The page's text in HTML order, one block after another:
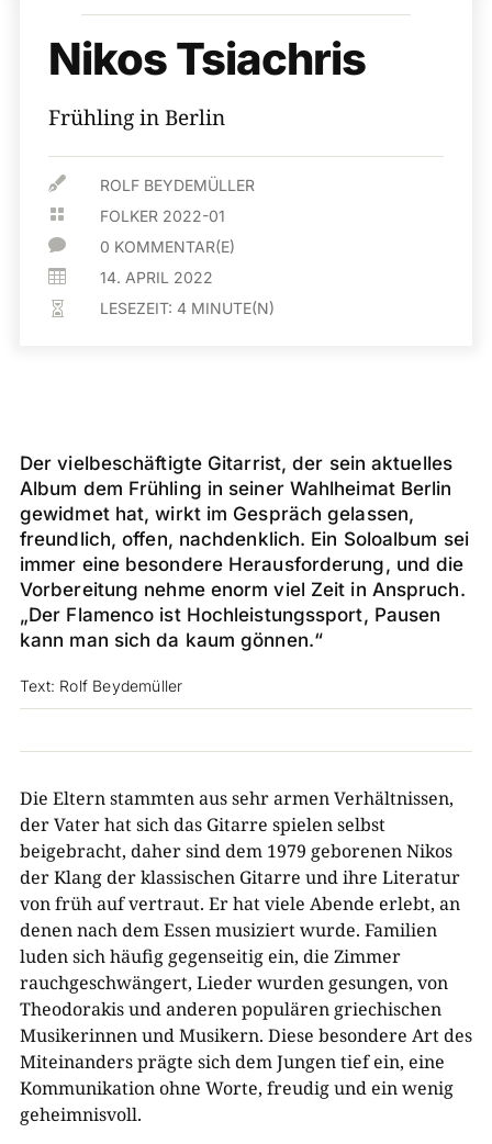
Nikos Tsiachris
Frühling in Berlin
 ROLF BEYDEMÜLLER
 FOLKER 2022-01
 0 KOMMENTAR(E)
 14. APRIL 2022
 LESEZEIT: 4 MINUTE(N)
Der vielbeschäftigte Gitarrist, der sein aktuelles
Album dem Frühling in seiner Wahlheimat Berlin
gewidmet hat, wirkt im Gespräch gelassen,
freundlich, offen, nachdenklich. Ein Soloalbum sei
immer eine besondere Herausforderung, und die
Vorbereitung nehme enorm viel Zeit in Anspruch.
„Der Flamenco ist Hochleistungssport, Pausen
kann man sich da kaum gönnen.“
Text: Rolf Beydemüller
Die Eltern stammten aus sehr armen Verhältnissen,
der Vater hat sich das Gitarre spielen selbst
beigebracht, daher sind dem 1979 geborenen Nikos
der Klang der klassischen Gitarre und ihre Literatur
von früh auf vertraut. Er hat viele Abende erlebt, an
denen nach dem Essen musiziert wurde. Familien
luden sich häufig gegenseitig ein, die Zimmer
rauchgeschwängert, Lieder wurden gesungen, von
Theodorakis und anderen populären griechischen
Musikerinnen und Musikern. Diese besondere Art des
Miteinanders prägte sich dem Jungen tief ein, eine
Kommunikation ohne Worte, freudig und ein wenig
geheimnisvoll.